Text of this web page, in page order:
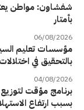
شفشاون: مواطن
بأمتار
06/08/2026
مؤسسات تعليم
بالتحقيق في
04/08/2026
برنامج مؤقت
بسبب ارتفاع